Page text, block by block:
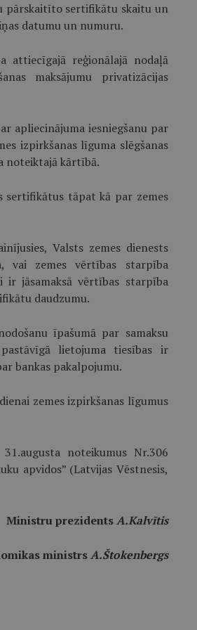
pārskaitīto sertifikātu skaitu un
datumu un numuru.
attiecī­gajā reģionālajā nodaļā
maksājumu privatizācijas
apliecinājuma iesniegšanu par
izpirkšanas līguma slēgšanas
noteiktajā kārtībā.
serti­fikātus tāpat kā par zemes
Valsts zemes dienests
vai zemes vērtības starpība
jāsamaksā vērtības starpība
daudzumu.
īpašumā par samaksu
lietojuma tiesības ir
bankas pakalpojumu.
zemes izpirkšanas līgumus
noteikumus Nr.306
apvidos” (Latvijas Vēstnesis,
Ministru prezidentsA.Kalvītis
ministrsA.Štokenbergs